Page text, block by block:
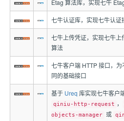
Etag 算法库，实现七牛
七牛认证库，实现七牛认
七牛上传凭证，实现七牛
算法
七牛客户端 HTTP 接口，
同的基础接口
基于 Ureq 库实现七牛客户
qiniu-http-request ，
objects-manager 或